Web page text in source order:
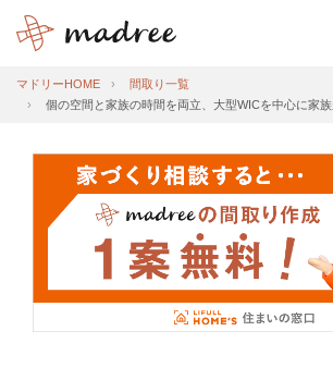
マドリーHOME
間取り一覧
個の空間と家族の時間を両立、大型WICを中心に家